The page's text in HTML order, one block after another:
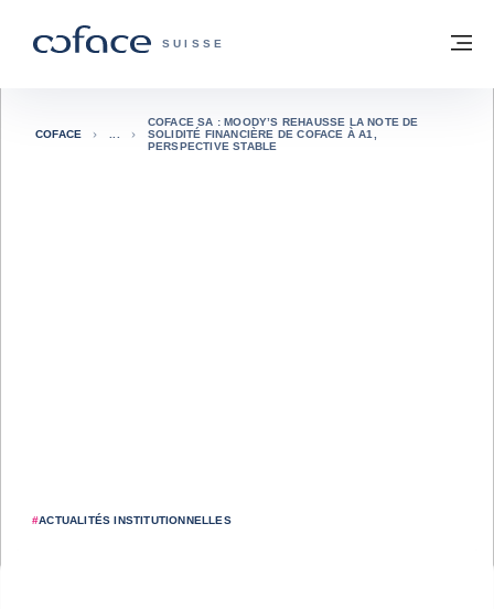
COFACE, FOR TRADE - PAGE
SUISSE
Retour à la page d'accueil
#ACTUALITÉS INSTITUTIONNELLES
COFACE
COFACE SA : MOODY’S REHAUSSE LA NOTE DE
SOLIDITÉ FINANCIÈRE DE COFACE À A1,
PERSPECTIVE STABLE